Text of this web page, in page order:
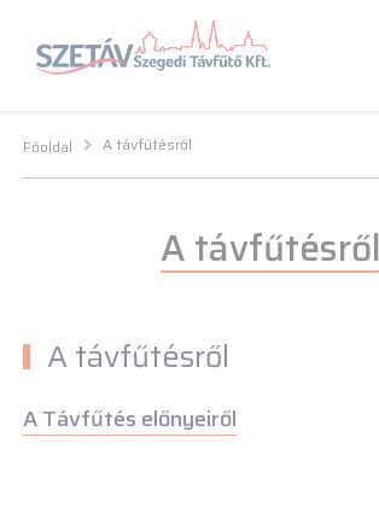
Navigációs menü segédlet
Fő Navigációs menü Fő Navigációs menü
Főoldal A távfűtésről
A távfűtésről
A távfűtésről
A Távfűtés előnyeiről